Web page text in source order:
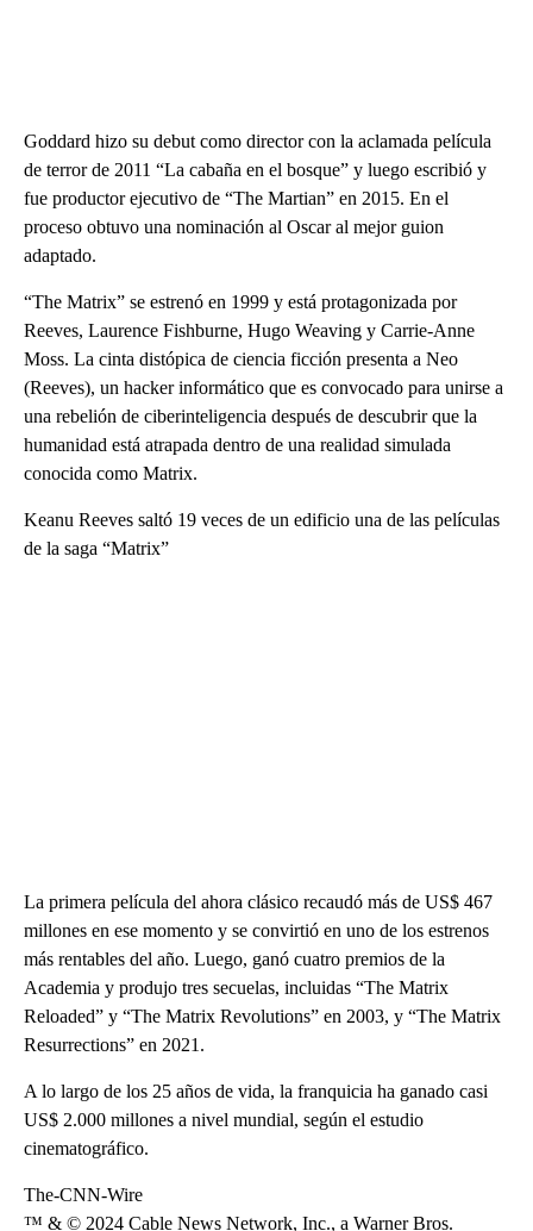
Goddard hizo su debut como director con la aclamada película
de terror de 2011 “La cabaña en el bosque” y luego escribió y
fue productor ejecutivo de “The Martian” en 2015. En el
proceso obtuvo una nominación al Oscar al mejor guion
adaptado.
“The Matrix” se estrenó en 1999 y está protagonizada por
Reeves, Laurence Fishburne, Hugo Weaving y Carrie-Anne
Moss. La cinta distópica de ciencia ficción presenta a Neo
(Reeves), un hacker informático que es convocado para unirse a
una rebelión de ciberinteligencia después de descubrir que la
humanidad está atrapada dentro de una realidad simulada
conocida como Matrix.
Keanu Reeves saltó 19 veces de un edificio una de las películas
de la saga “Matrix”
La primera película del ahora clásico recaudó más de US$ 467
millones en ese momento y se convirtió en uno de los estrenos
más rentables del año. Luego, ganó cuatro premios de la
Academia y produjo tres secuelas, incluidas “The Matrix
Reloaded” y “The Matrix Revolutions” en 2003, y “The Matrix
Resurrections” en 2021.
A lo largo de los 25 años de vida, la franquicia ha ganado casi
US$ 2.000 millones a nivel mundial, según el estudio
cinematográfico.
The-CNN-Wire
™ & © 2024 Cable News Network, Inc., a Warner Bros.